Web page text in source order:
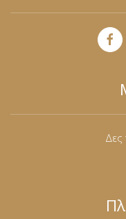
Δες
Τοπάκια (Μπλούζες
T-shirts Μπλούζες